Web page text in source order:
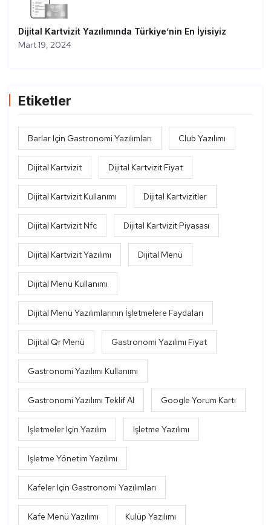
Dijital Kartvizit Yazılımında Türkiye’nin En İyisiyiz
Mart 19, 2024
Etiketler
Barlar Için Gastronomi Yazılımları Club Yazılımı
Dijital Kartvizit Dijital Kartvizit Fiyat
Dijital Kartvizit Kullanımı Dijital Kartvizitler
Dijital Kartvizit Nfc Dijital Kartvizit Piyasası
Dijital Kartvizit Yazılımı Dijital Menü
Dijital Menü Kullanımı
Dijital Menü Yazılımlarının İşletmelere Faydaları
Dijital Qr Menü Gastronomi Yazılımı Fiyat
Gastronomi Yazılımı Kullanımı
Gastronomi Yazılımı Teklif Al Google Yorum Kartı
Işletmeler Için Yazılım Işletme Yazılımı
Işletme Yönetim Yazılımı
Kafeler Için Gastronomi Yazılımları
Kafe Menü Yazılımı Kulüp Yazılımı